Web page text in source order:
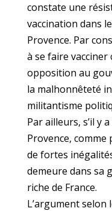
constate une
vaccination dans
Provence. Par
à se faire vacciner
opposition au
la malhonnêteté
militantisme
Par ailleurs, s’il y
Provence,
de fortes
demeure dans sa
riche de France.
L’argument selon